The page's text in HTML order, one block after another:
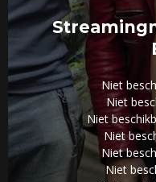
Niet
Niet
Niet
Niet
Niet
Niet